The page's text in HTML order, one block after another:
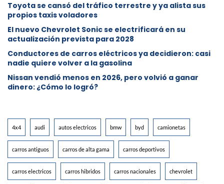
Toyota se cansó del tráfico terrestre y ya alista sus
propios taxis voladores
El nuevo Chevrolet Sonic se electrificará en su
actualización prevista para 2028
Conductores de carros eléctricos ya decidieron: casi
nadie quiere volver a la gasolina
Nissan vendió menos en 2026, pero volvió a ganar
dinero: ¿Cómo lo logró?
4x4 audi autos electricos bmw byd camionetas
carros antiguos carros de alta gama carros deportivos
carros electricos carros hibridos carros nacionales chevrolet